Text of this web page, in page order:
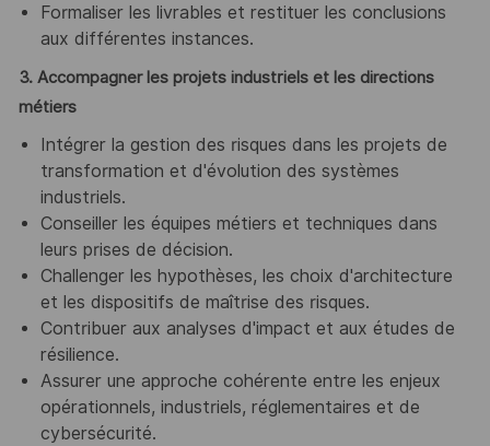
Formaliser les livrables et restituer les conclusions
aux différentes instances.
3. Accompagner les projets industriels et les directions
métiers
Intégrer la gestion des risques dans les projets de
transformation et d'évolution des systèmes
industriels.
Conseiller les équipes métiers et techniques dans
leurs prises de décision.
Challenger les hypothèses, les choix d'architecture
et les dispositifs de maîtrise des risques.
Contribuer aux analyses d'impact et aux études de
résilience.
Assurer une approche cohérente entre les enjeux
opérationnels, industriels, réglementaires et de
cybersécurité.